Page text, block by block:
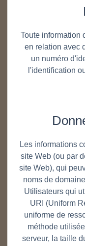
Toute information
en relation avec
un numéro
l'identification
Les informations
site Web (ou par
site Web), qui
noms de
Utilisateurs qui
URI (Uniform
uniforme de
méthode
serveur, la taille